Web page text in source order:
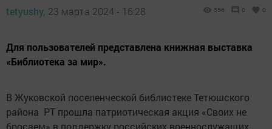
tetyushy, 23 марта 2024 - 16:28 556 0 0
Для пользователей представлена книжная выставка
«Библиотека за мир».
В Жуковской поселенческой библиотеке Тетюшского
района РТ прошла патриотическая акция «Своих не
бросаем» в поддержку российских военнослужащих,